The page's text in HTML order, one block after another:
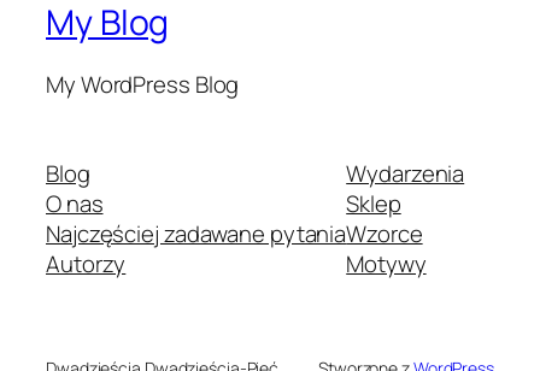
My Blog
My WordPress Blog
Blog
O nas
Najczęściej zadawane pytania
Autorzy
Wydarzenia
Sklep
Wzorce
Motywy